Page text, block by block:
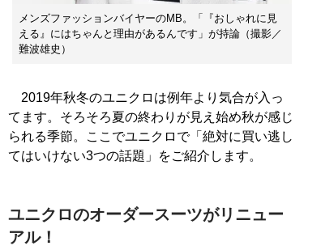
メンズファッションバイヤーのMB。「『おしゃれに見
える』にはちゃんと理由があるんです」が持論（撮影／
難波雄史）
2019年秋冬のユニクロは例年より気合が入っ
てます。そろそろ夏の終わりが見え始め秋が感じ
られる季節。ここでユニクロで「絶対に買い逃し
てはいけない3つの話題」をご紹介します。
ユニクロのオーダースーツがリニュー
アル！